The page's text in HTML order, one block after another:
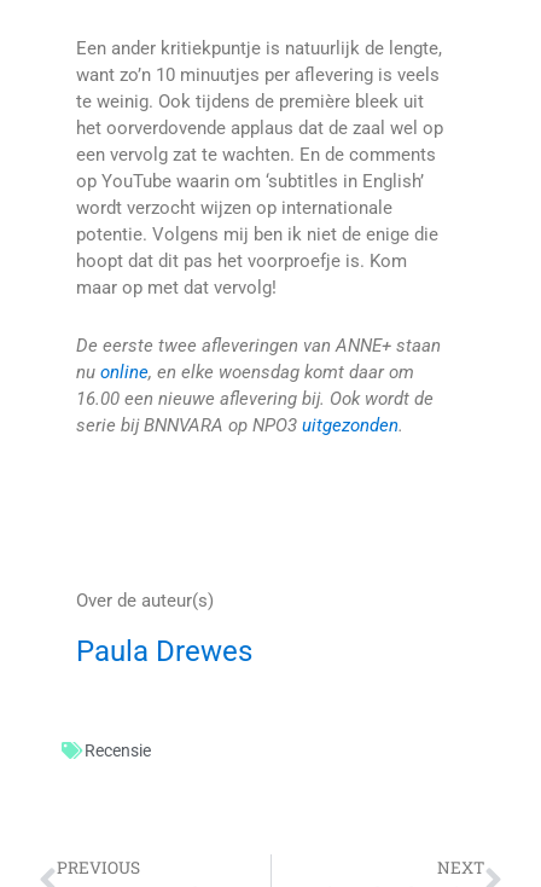
Een ander kritiekpuntje is natuurlijk de lengte,
want zo’n 10 minuutjes per aflevering is veels
te weinig. Ook tijdens de première bleek uit
het oorverdovende applaus dat de zaal wel op
een vervolg zat te wachten. En de comments
op YouTube waarin om ‘subtitles in English’
wordt verzocht wijzen op internationale
potentie. Volgens mij ben ik niet de enige die
hoopt dat dit pas het voorproefje is. Kom
maar op met dat vervolg!
De eerste twee afleveringen van ANNE+ staan
nu online, en elke woensdag komt daar om
16.00 een nieuwe aflevering bij. Ook wordt de
serie bij BNNVARA op NPO3 uitgezonden.
Over de auteur(s)
Paula Drewes
Recensie
Vorige
PREVIOUS
NEXT